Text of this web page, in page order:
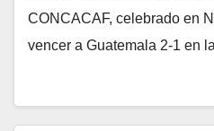
CONCACAF, celebrado en
vencer a Guatemala 2-1 en